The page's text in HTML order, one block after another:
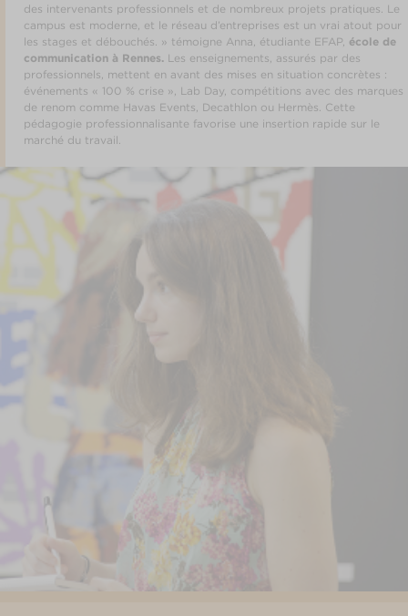
des intervenants professionnels et de nombreux projets pratiques. Le
campus est moderne, et le réseau d’entreprises est un vrai atout pour
les stages et débouchés. » témoigne Anna, étudiante EFAP, école de
communication à Rennes. Les enseignements, assurés par des
professionnels, mettent en avant des mises en situation concrètes :
événements « 100 % crise », Lab Day, compétitions avec des marques
de renom comme Havas Events, Decathlon ou Hermès. Cette
pédagogie professionnalisante favorise une insertion rapide sur le
marché du travail.